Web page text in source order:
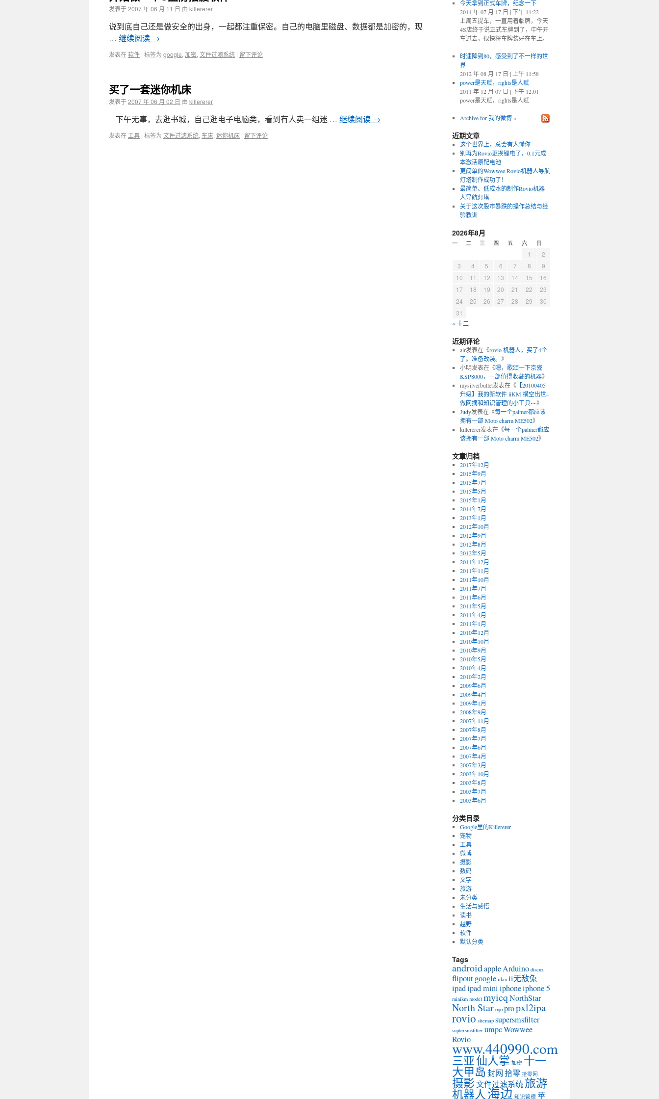
发表于2007 年 06 月 11 日 由 killererer
说到底自己还是做安全的出身，一起都注重保密。自己的电脑里磁盘、数据都是加密的，现
… 继续阅读 →
发表在软件 | 标签为 google, 加密, 文件过滤系统 | 留下评论
买了一套迷你机床
发表于2007 年 06 月 02 日 由 killererer
下午无事，去逛书城，自己逛电子电脑类，看到有人卖一组迷 … 继续阅读 →
发表在 工具 | 标签为 文件过滤系统, 车床, 迷你机床 | 留下评论
今天拿到正式车牌，纪念一下
2014 年 07 月 17 日 | 下午 11:22
上周五提车，一直用着临牌，今天
4S店终于说正式车牌到了，中午开
车过去，很快将车牌装好在车上。
时速降到80，感受到了不一样的世
界
2012 年 08 月 17 日 | 上午 11:58
power是天赋，rights是人赋
2011 年 12 月 07 日 | 下午 12:01
power是天赋，rights是人赋
Archive for 我的微博»
近期文章
这个世界上，总会有人懂你
别再为Rovio更换锂电了，0.1元成
本激活原配电池
更简单的Wowwee Rovio机器人导航
灯塔制作成功了！
最简单、低成本的制作Rovio机器
人导航灯塔
关于这次股市暴跌的操作总结与经
验教训
2026年8月
一 二 三 四 五 六 日
« 十二
1
2
3
4 5 6 7 8
9
10
11 12 13 14 15
16
17
18 19 20 21 22
23
24
25 26 27 28 29
30
31
近期评论
air发表在《rovio 机器人，买了4个
了。准备改装。 》
小明发表在《嗯，歌颂一下京瓷
KSP8000，一部值得收藏的机器》
mysilverbullet发表在《【20100405
升级】我的新软件 iiKM 横空出世–
做网摘和知识管理的小工具~~》
Judy发表在《每一个palmer都应该
拥有一部 Moto charm ME502》
killererer发表在《每一个palmer都应
该拥有一部 Moto charm ME502》
文章归档
2017年12月
2015年9月
2015年7月
2015年5月
2015年1月
2014年7月
2013年1月
2012年10月
2012年9月
2012年8月
2012年5月
2011年12月
2011年11月
2011年10月
2011年7月
2011年6月
2011年5月
2011年4月
2011年1月
2010年12月
2010年10月
2010年9月
2010年5月
2010年4月
2010年2月
2009年6月
2009年4月
2009年1月
2008年9月
2007年11月
2007年8月
2007年7月
2007年6月
2007年4月
2007年3月
2003年10月
2003年8月
2003年7月
2003年6月
分类目录
Google里的Killererer
宠物
工具
微博
摄影
数码
文字
旅游
未分类
生活与感悟
读书
越野
软件
默认分类
Tags
androidappleArduino discuz
flipoutgoogle iikm ii无敌兔
ipadipad miniiphoneiphone 5
minikm model myicqNorthStar
North Star oqo propxl2ipa
rovio sitemap supersmsfilter
suptersmsfilter umpcWowwee
Rovio
www.440990.com
三亚仙人掌 加密 十一
大甲岛封网拾零 拾零网
摄影文件过滤系统旅游
机器人 海边 知识管理 苹